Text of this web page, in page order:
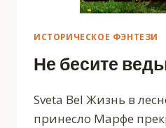
ИСТОРИЧЕСКОЕ ФЭНТЕЗИ
Не бесите
Sveta Bel Жизнь в
принесло Марфе